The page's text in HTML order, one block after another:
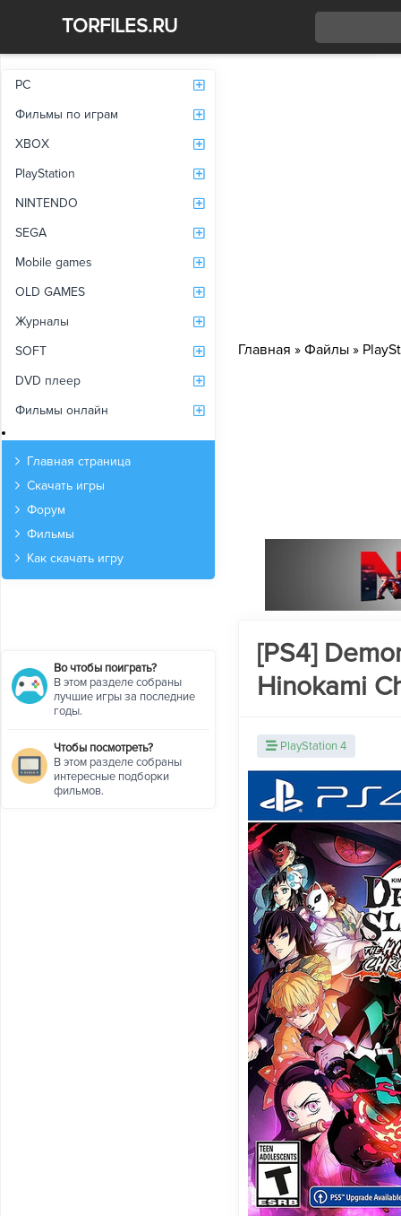
TORFILES.RU
PC
Фильмы по играм
XBOX
PlayStation
NINTENDO
SEGA
Mobile games
OLD GAMES
Журналы
SOFT
DVD плеер
Фильмы онлайн
Главная страница
Скачать игры
Форум
Фильмы
Как скачать игру
Во чтобы поиграть?
В этом разделе собраны
лучшие игры за последние
годы.
Чтобы посмотреть?
В этом разделе собраны
интересные подборки
фильмов.
Главная » Файлы »
[PS4]
Hinokami
PlayStation 4